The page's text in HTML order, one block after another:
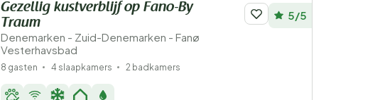
Gezellig kustverblijf op Fano-By
Traum
Denemarken - Zuid-Denemarken - Fanø
Vesterhavsbad
5/5
8 gasten 4 slaapkamers 2 badkamers